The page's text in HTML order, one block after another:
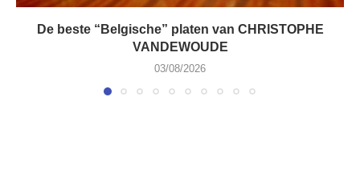
De beste “Belgische” platen van CHRISTOPHE
VANDEWOUDE
03/08/2026